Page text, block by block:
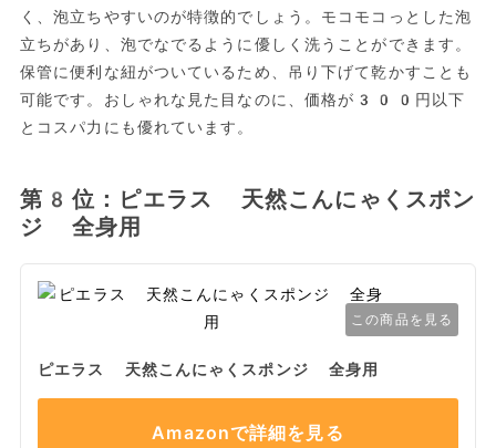
く、泡立ちやすいのが特徴的でしょう。モコモコっとした泡
立ちがあり、泡でなでるように優しく洗うことができます。
保管に便利な紐がついているため、吊り下げて乾かすことも
可能です。おしゃれな見た目なのに、価格が300円以下
とコスパ力にも優れています。
第8位：ピエラス 天然こんにゃくスポン
ジ 全身用
この商品を見る
ピエラス 天然こんにゃくスポンジ 全身用
Amazonで詳細を見る